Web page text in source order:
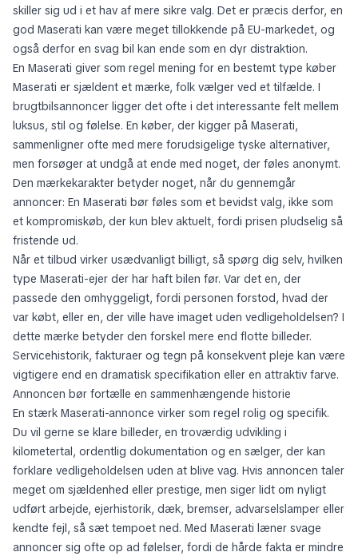
skiller sig ud i et hav af mere sikre valg. Det er præcis derfor, en
god Maserati kan være meget tillokkende på EU-markedet, og
også derfor en svag bil kan ende som en dyr distraktion.
En Maserati giver som regel mening for en bestemt type køber
Maserati er sjældent et mærke, folk vælger ved et tilfælde. I
brugtbilsannoncer ligger det ofte i det interessante felt mellem
luksus, stil og følelse. En køber, der kigger på Maserati,
sammenligner ofte med mere forudsigelige tyske alternativer,
men forsøger at undgå at ende med noget, der føles anonymt.
Den mærkekarakter betyder noget, når du gennemgår
annoncer: En Maserati bør føles som et bevidst valg, ikke som
et kompromiskøb, der kun blev aktuelt, fordi prisen pludselig så
fristende ud.
Når et tilbud virker usædvanligt billigt, så spørg dig selv, hvilken
type Maserati-ejer der har haft bilen før. Var det en, der
passede den omhyggeligt, fordi personen forstod, hvad der
var købt, eller en, der ville have imaget uden vedligeholdelsen? I
dette mærke betyder den forskel mere end flotte billeder.
Servicehistorik, fakturaer og tegn på konsekvent pleje kan være
vigtigere end en dramatisk specifikation eller en attraktiv farve.
Annoncen bør fortælle en sammenhængende historie
En stærk Maserati-annonce virker som regel rolig og specifik.
Du vil gerne se klare billeder, en troværdig udvikling i
kilometertal, ordentlig dokumentation og en sælger, der kan
forklare vedligeholdelsen uden at blive vag. Hvis annoncen taler
meget om sjældenhed eller prestige, men siger lidt om nyligt
udført arbejde, ejerhistorik, dæk, bremser, advarselslamper eller
kendte fejl, så sæt tempoet ned. Med Maserati læner svage
annoncer sig ofte op ad følelser, fordi de hårde fakta er mindre